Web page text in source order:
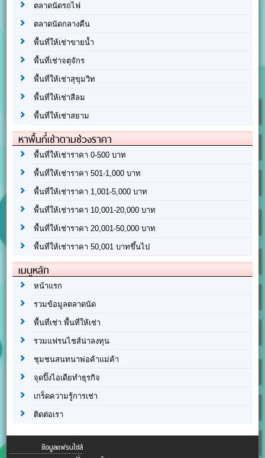
ตลาดนัดรถไฟ
ตลาดนัดกลางคืน
พื้นที่ให้เช่าขายน้ำ
พื้นที่เช่าจตุจักร
พื้นที่ให้เช่าสุขุมวิท
พื้นที่ให้เช่าสีลม
พื้นที่ให้เช่าสยาม
หาพื้นที่เช่าตามช่วงราคา
พื้นที่ให้เช่าราคา 0-500 บาท
พื้นที่ให้เช่าราคา 501-1,000 บาท
พื้นที่ให้เช่าราคา 1,001-5,000 บาท
พื้นที่ให้เช่าราคา 10,001-20,000 บาท
พื้นที่ให้เช่าราคา 20,001-50,000 บาท
พื้นที่ให้เช่าราคา 50,001 บาทขึ้นไป
เมนูหลัก
หน้าแรก
รวมข้อมูลตลาดนัด
พื้นที่เช่า พื้นที่ให้เช่า
รวมแฟรนไชส์น่าลงทุน
ชุมชนสนทนาพ่อค้าแม่ค้า
จุดปิ๊งไอเดียทำธุรกิจ
เกร็ดความรู้การเช่า
ติดต่อเรา
ข้อมูลแฟรนไชส์